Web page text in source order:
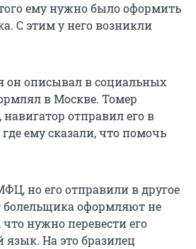
ему нужно было оформить
С этим у него возникли
описывал в социальных
в Москве. Томер
навигатор отправил его в
ему сказали, что помочь
но его отправили в другое
болельщика оформляют не
что нужно перевести его
язык. На это бразилец